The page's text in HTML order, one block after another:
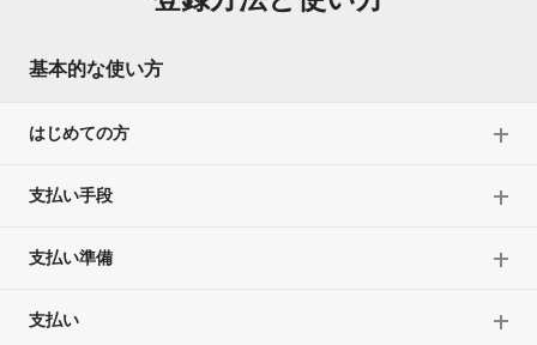
基本的な使い方
はじめての方
支払い手段
支払い準備
支払い